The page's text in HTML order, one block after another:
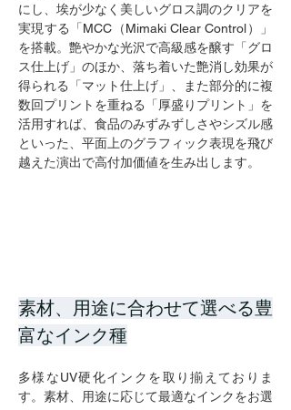
にし、埃が少なく美しいグロス調のクリアを
実現する「MCC（Mimaki Clear Control）」
を搭載。艶やかな光沢で高級感を醸す「グロ
ス仕上げ」のほか、落ち着いた艶消し効果が
得られる「マット仕上げ」、また部分的に複
数回プリントを重ねる「厚盛りプリント」を
活用すれば、食品のみずみずしさやシズル感
といった、平面上のグラフィック表現を飛び
越えた演出で高付加価値を生み出します。
素材、用途に合わせて選べる豊
富なインク種
多様なUV硬化インクを取り揃えておりま
す。素材、用途に応じて最適なインクをお選